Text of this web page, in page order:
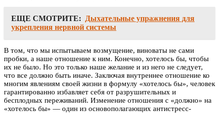
ЕЩЕ СМОТРИТЕ: Дыхательные упражнения для
укрепления нервной системы
В том, что мы испытываем возмущение, виноваты не сами
пробки, а наше отношение к ним. Конечно, хотелось бы, чтобы
их не было. Но это только наше желание и из него не следует,
что все должно быть иначе. Заключая внутреннее отношение ко
многим явлениям своей жизни в формулу «хотелось бы», человек
гарантированно избавляет себя от разрушительных и
бесплодных переживаний. Изменение отношения с «должно» на
«хотелось бы» — один из основополагающих антистресс-